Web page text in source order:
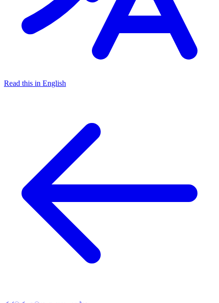
Read this in English